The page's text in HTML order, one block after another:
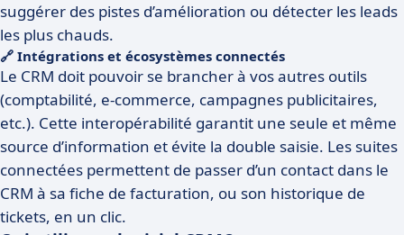
suggérer des pistes d’amélioration ou détecter les leads
les plus chauds.
🔗 Intégrations et écosystèmes connectés
Le CRM doit pouvoir se brancher à vos autres outils
(comptabilité, e-commerce, campagnes publicitaires,
etc.). Cette interopérabilité garantit une seule et même
source d’information et évite la double saisie. Les suites
connectées permettent de passer d’un contact dans le
CRM à sa fiche de facturation, ou son historique de
tickets, en un clic.